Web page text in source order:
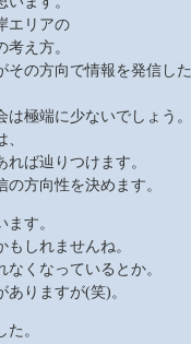
エリアの
え方。
その方向で情報を発信した
極端に少ないでしょう。
ば辿りつけます。
方向性を決めます。
す。
しれませんね。
くなっているとか。
りますが(笑)。
。